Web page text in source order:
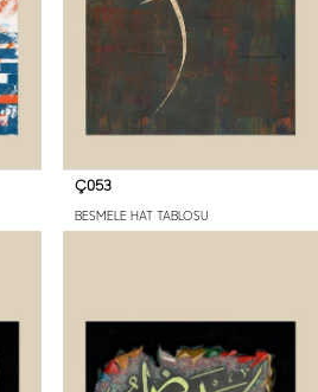
Ç053
BESMELE HAT TABLOSU